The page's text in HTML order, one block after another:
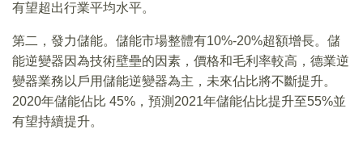
有望超出行業平均水平。
第二，發力儲能。儲能市場整體有10%-20%超額增長。儲
能逆變器因為技術壁壘的因素，價格和毛利率較高，德業逆
變器業務以戶用儲能逆變器為主，未來佔比將不斷提升。
2020年儲能佔比 45%，預測2021年儲能佔比提升至55%並
有望持續提升。